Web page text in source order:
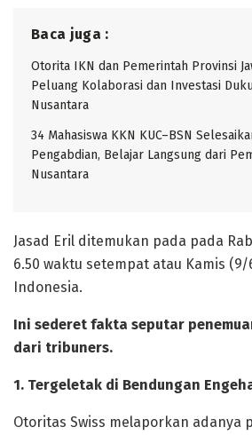
Baca juga :
Otorita IKN dan Pemerintah Provinsi
Peluang Kolaborasi dan Investasi
Nusantara
34 Mahasiswa KKN KUC–BSN
Pengabdian, Belajar Langsung dari
Nusantara
Jasad Eril ditemukan pada pada
6.50 waktu setempat atau Kamis (9/
Indonesia.
Ini sederet fakta seputar
dari tribuners.
1. Tergeletak di Bendungan
Otoritas Swiss melaporkan adanya